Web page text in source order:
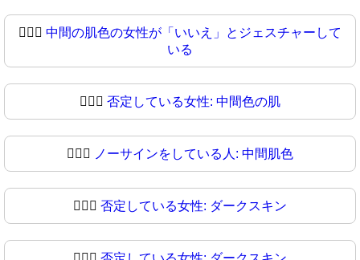
🙅🏽‍♀ 中間の肌色の女性が「いいえ」とジェスチャーして
いる
🙅🏾‍♀️ 否定している女性: 中間色の肌
🙅🏾‍♀ ノーサインをしている人: 中間肌色
🙅🏿‍♀️ 否定している女性: ダークスキン